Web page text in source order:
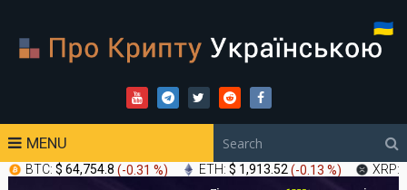
MENU
BTC: $ 64,754.8 (-0.31 %) ETH: $ 1,913.52(-0.13 %) XRP: